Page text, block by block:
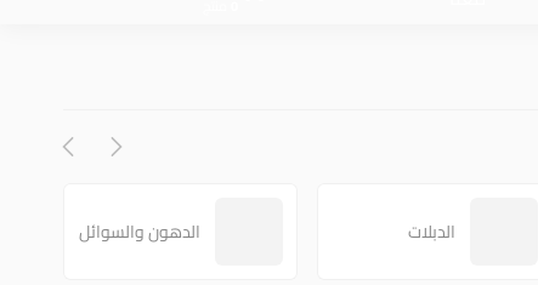
الدبلات الدهون والسوائل